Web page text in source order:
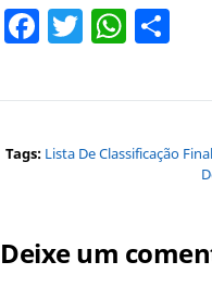
Facebook
Twitter
Tags: Lista De Classificação
Deixe um